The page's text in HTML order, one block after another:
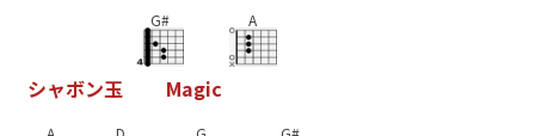
シャボン玉
G#
Magic
A